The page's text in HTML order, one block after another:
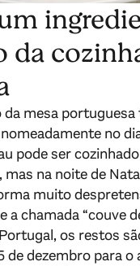
da
mesa
no
pode ser
na noite de
muito
chamada “couve
os restos
de dezembro para o